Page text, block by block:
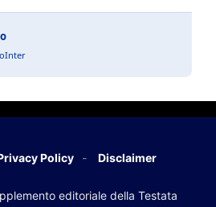
Policy Disclaimer
editoriale della Testata